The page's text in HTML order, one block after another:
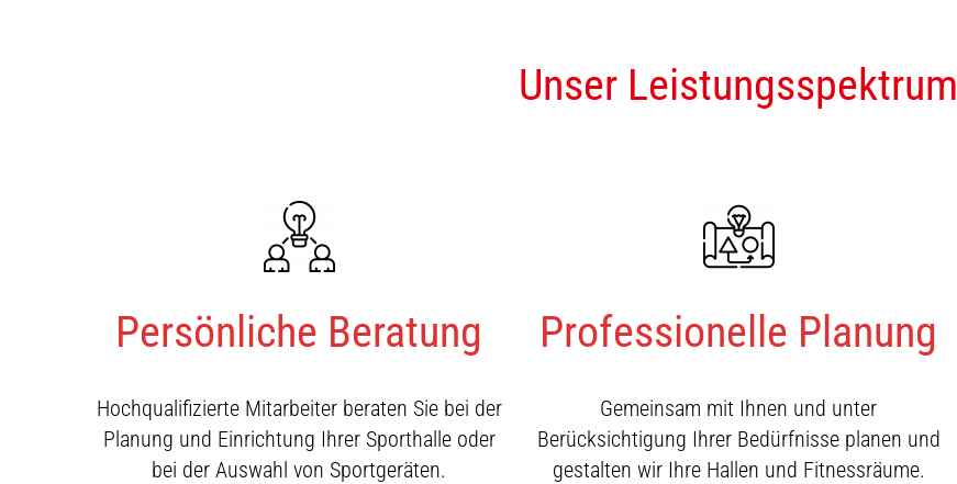
Unser Leistungsspektrum
Persönliche Beratung
Hochqualifizierte Mitarbeiter beraten Sie bei der
Planung und Einrichtung Ihrer Sporthalle oder
bei der Auswahl von Sportgeräten.
Professionelle Planung
Gemeinsam mit Ihnen und unter
Berücksichtigung Ihrer Bedürfnisse planen und
gestalten wir Ihre Hallen und Fitnessräume.